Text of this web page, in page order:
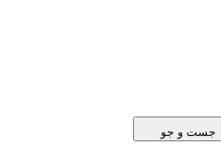
جست و جو